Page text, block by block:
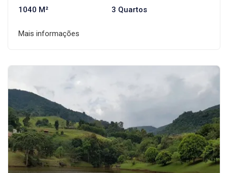
1040 M² 3 Quartos
Mais informações